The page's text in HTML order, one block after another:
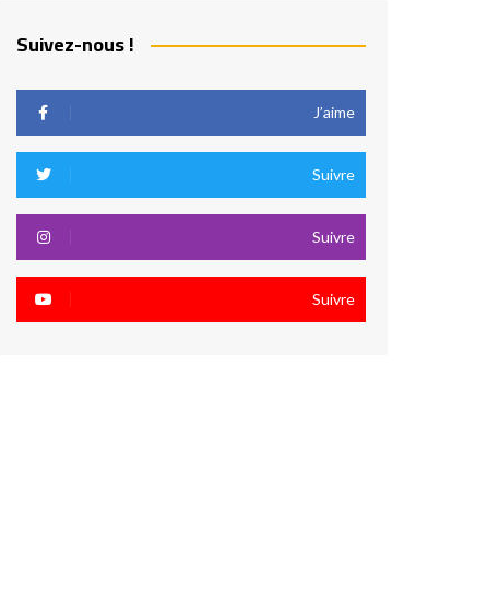
Suivez-nous !
J’aime
Suivre
Suivre
Suivre